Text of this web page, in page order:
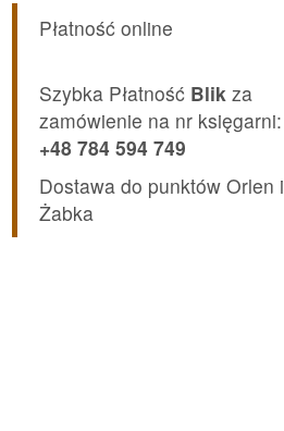
Płatność online
Szybka Płatność Blik za
zamówienie na nr księgarni:
+48 784 594 749
Dostawa do punktów Orlen i
Żabka